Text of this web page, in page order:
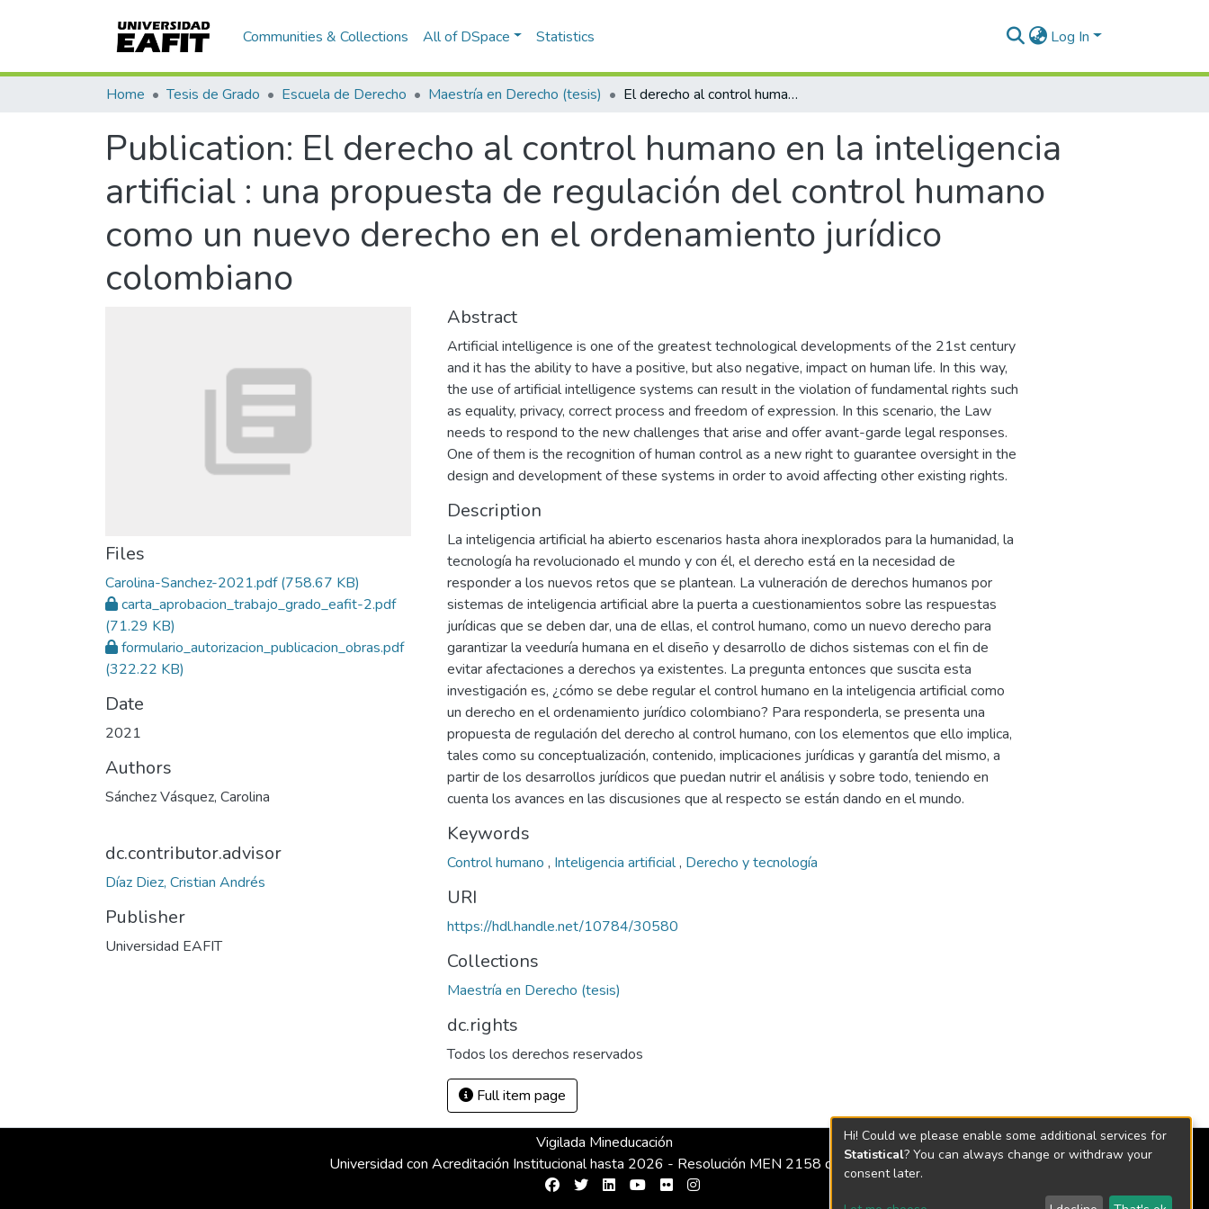
Communities & Collections All of DSpace Statistics Log In
Home Tesis de Grado Escuela de Derecho Maestría en Derecho (tesis) El derecho al control humano en la inteligencia artificial : una propuesta de regulación del control humano como un nuevo derecho en el ordenamiento jurídico colombiano
Publication: El derecho al control humano en la inteligencia
artificial : una propuesta de regulación del control humano
como un nuevo derecho en el ordenamiento jurídico
colombiano
Files
Carolina-Sanchez-2021.pdf(758.67 KB)
carta_aprobacion_trabajo_grado_eafit-2.pdf
(71.29 KB)
formulario_autorizacion_publicacion_obras.pdf
(322.22 KB)
Date
2021
Authors
Sánchez Vásquez, Carolina
dc.contributor.advisor
Díaz Diez, Cristian Andrés
Publisher
Universidad EAFIT
Abstract
Artificial intelligence is one of the greatest technological developments of the 21st century
and it has the ability to have a positive, but also negative, impact on human life. In this way,
the use of artificial intelligence systems can result in the violation of fundamental rights such
as equality, privacy, correct process and freedom of expression. In this scenario, the Law
needs to respond to the new challenges that arise and offer avant-garde legal responses.
One of them is the recognition of human control as a new right to guarantee oversight in the
design and development of these systems in order to avoid affecting other existing rights.
Description
La inteligencia artificial ha abierto escenarios hasta ahora inexplorados para la humanidad, la
tecnología ha revolucionado el mundo y con él, el derecho está en la necesidad de
responder a los nuevos retos que se plantean. La vulneración de derechos humanos por
sistemas de inteligencia artificial abre la puerta a cuestionamientos sobre las respuestas
jurídicas que se deben dar, una de ellas, el control humano, como un nuevo derecho para
garantizar la veeduría humana en el diseño y desarrollo de dichos sistemas con el fin de
evitar afectaciones a derechos ya existentes. La pregunta entonces que suscita esta
investigación es, ¿cómo se debe regular el control humano en la inteligencia artificial como
un derecho en el ordenamiento jurídico colombiano? Para responderla, se presenta una
propuesta de regulación del derecho al control humano, con los elementos que ello implica,
tales como su conceptualización, contenido, implicaciones jurídicas y garantía del mismo, a
partir de los desarrollos jurídicos que puedan nutrir el análisis y sobre todo, teniendo en
cuenta los avances en las discusiones que al respecto se están dando en el mundo.
Keywords
Control humano , Inteligencia artificial, Derecho y tecnología
URI
https://hdl.handle.net/10784/30580
Collections
Maestría en Derecho (tesis)
dc.rights
Todos los derechos reservados
Full item page
Vigilada Mineducación
Universidad con Acreditación Institucional hasta 2026 - Resolución MEN 2158 de 2018
Hi! Could we please enable some additional services for
Statistical? You can always change or withdraw your
consent later.